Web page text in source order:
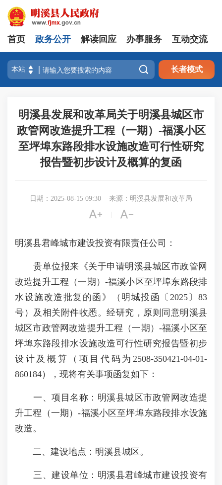
首页 政务公开 解读回应 办事服务 互动交流
 长者模式
明溪县发展和改革局关于明溪县城区市
政管网改造提升工程（一期）-福溪小区
至坪埠东路段排水设施改造可行性研究
报告暨初步设计及概算的复函
日期：2025-08-15 09:30 来源：明溪县发展和改革局
 
明溪县君峰城市建设投资有限责任公司：
贵单位报来《关于申请明溪县城区市政管网
改造提升工程（一期）-福溪小区至坪埠东路段排
水设施改造批复的函》（明城投函〔2025〕83
号）及相关附件收悉。经研究，原则同意明溪县
城区市政管网改造提升工程（一期）-福溪小区至
坪埠东路段排水设施改造可行性研究报告暨初步
设计及概算（项目代码为2508-350421-04-01-
860184），现将有关事项函复如下：
一、项目名称：明溪县城区市政管网改造提
升工程（一期）-福溪小区至坪埠东路段排水设施
改造。
二、建设地点：明溪县城区。
三、建设单位：明溪县君峰城市建设投资有